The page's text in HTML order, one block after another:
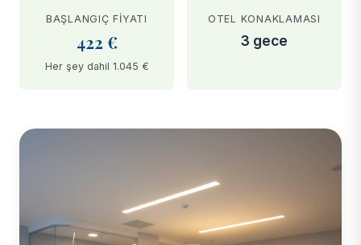
BAŞLANGIÇ FIYATI
422 €
Her şey dahil 1.045 €
OTEL KONAKLAMASI
3 gece